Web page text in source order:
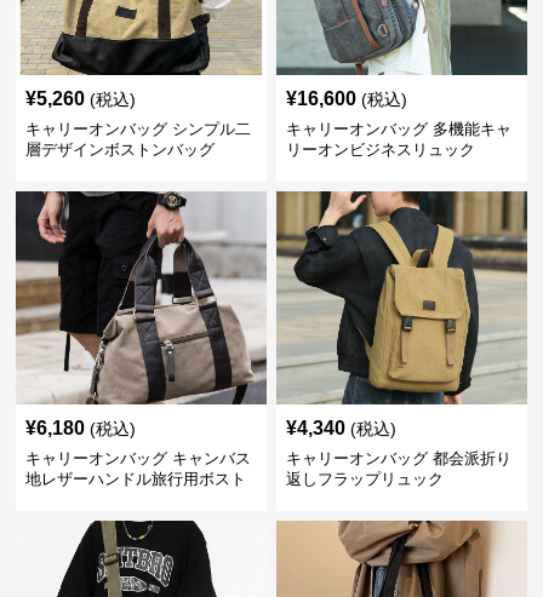
¥5,260 (税込)
キャリーオンバッグ シンプル二
層デザインボストンバッグ
¥16,600 (税込)
キャリーオンバッグ 多機能キャ
リーオンビジネスリュック
¥6,180 (税込)
キャリーオンバッグ キャンバス
地レザーハンドル旅行用ボスト
¥4,340 (税込)
キャリーオンバッグ 都会派折り
返しフラップリュック